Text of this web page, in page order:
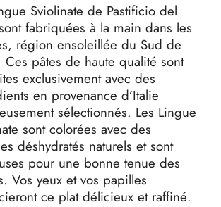
Sviolinate de Pastificio del
fabriquées à la main dans les
région ensoleillée du Sud de
Ces pâtes de haute qualité sont
exclusivement avec des
en provenance d’Italie
sélectionnés. Les Lingue
sont colorées avec des
déshydratés naturels et sont
pour une bonne tenue des
Vos yeux et vos papilles
ce plat délicieux et raffiné.